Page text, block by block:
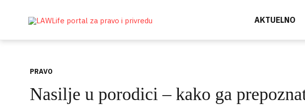
AKTUELNO
PRAVO
Nasilje u porodici – kako ga